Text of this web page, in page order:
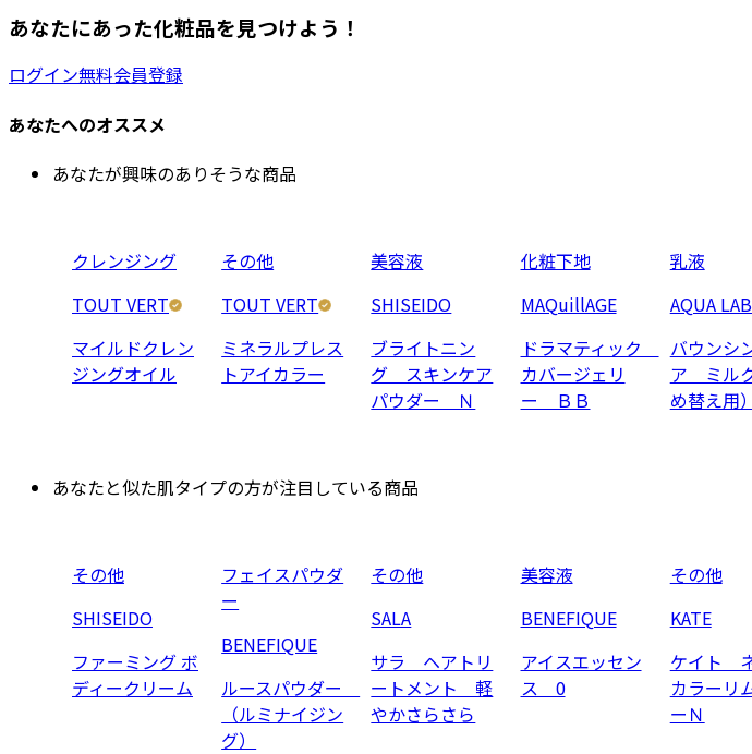
あなたにあった化粧品を見つけよう！
ログイン無料会員登録
あなたへのオススメ
あなたが興味のありそうな商品
クレンジング
TOUT VERT
マイルドクレン
ジングオイル
その他
TOUT VERT
ミネラルプレス
トアイカラー
美容液
SHISEIDO
ブライトニン
グ スキンケア
パウダー Ｎ
化粧下地
MAQuillAGE
ドラマティック
カバージェリ
ー ＢＢ
乳液
AQUA
バウンシ
ア ミル
め替え用）
あなたと似た肌タイプの方が注目している商品
その他
SHISEIDO
ファーミング ボ
ディークリーム
フェイスパウダ
ー
BENEFIQUE
ルースパウダー
（ルミナイジン
グ）
その他
SALA
サラ ヘアトリ
ートメント 軽
やかさらさら
美容液
BENEFIQUE
アイスエッセン
ス 0
その他
KATE
ケイト
カラーリ
ーＮ